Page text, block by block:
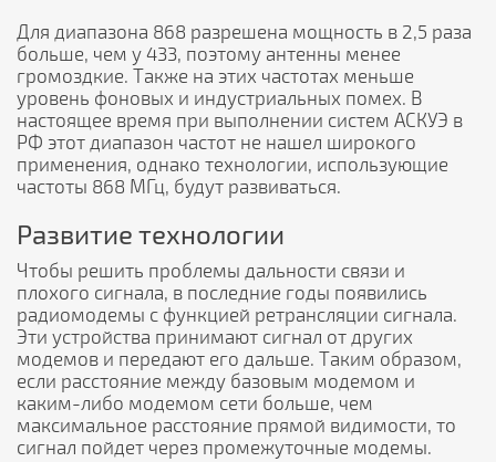
Для диапазона 868 разрешена мощность в 2,5 раза
больше, чем у 433, поэтому антенны менее
громоздкие. Также на этих частотах меньше
уровень фоновых и индустриальных помех. В
настоящее время при выполнении систем АСКУЭ в
РФ этот диапазон частот не нашел широкого
применения, однако технологии, использующие
частоты 868 МГц, будут развиваться.
Развитие технологии
Чтобы решить проблемы дальности связи и
плохого сигнала, в последние годы появились
радиомодемы с функцией ретрансляции сигнала.
Эти устройства принимают сигнал от других
модемов и передают его дальше. Таким образом,
если расстояние между базовым модемом и
каким-либо модемом сети больше, чем
максимальное расстояние прямой видимости, то
сигнал пойдет через промежуточные модемы.